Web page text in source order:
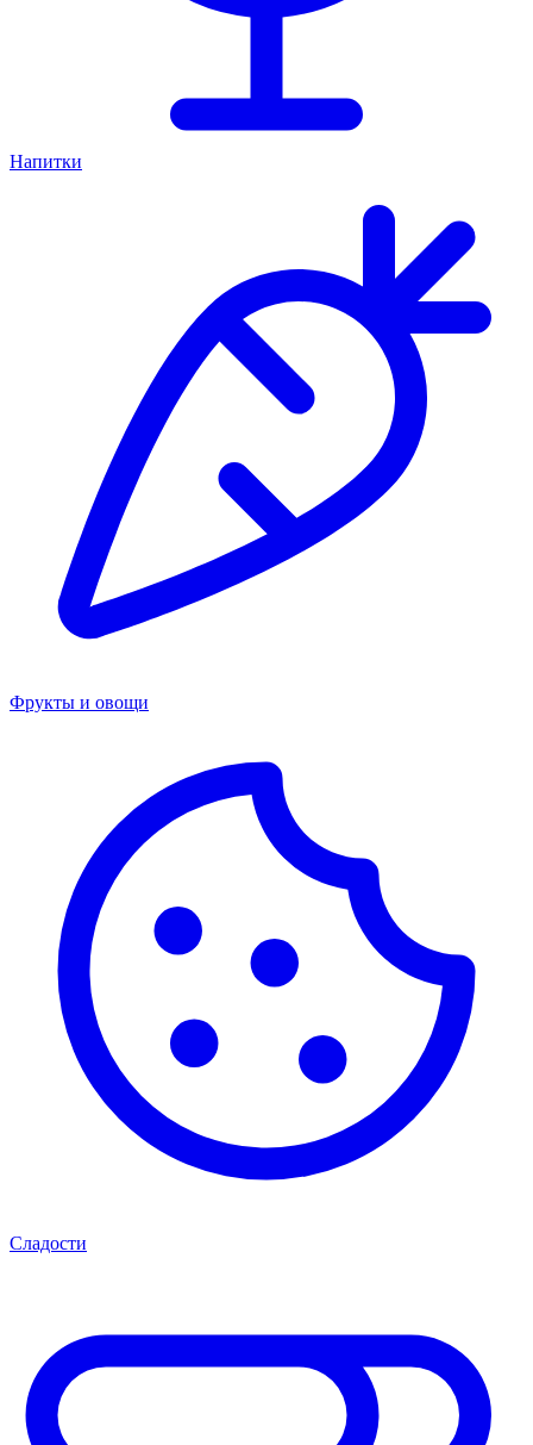
Напитки
Фрукты и овощи
Сладости